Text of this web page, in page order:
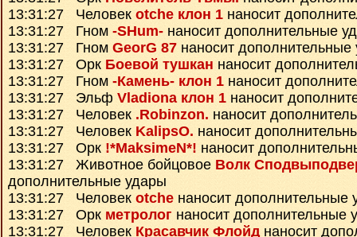
13:31:27 Человек otche клон 1 наносит
13:31:27 Гном -SHum- наносит дополнительные
13:31:27 Гном GeorG 87 наносит дополнительные
13:31:27 Орк Боевой тушкан наносит
13:31:27 Гном -Камень- клон 1 наносит
13:31:27 Эльф Vladiona клон 1 наносит
13:31:27 Человек .Robinzon. наносит
13:31:27 Человек KalipsO. наносит
13:31:27 Орк !*MaksimeN*! наносит
13:31:27 Животное бойцовое Волк
дополнительные удары
13:31:27 Человек otche наносит дополнительные
13:31:27 Орк метролог наносит дополнительные
13:31:27 Человек Красавчик Флойднаносит